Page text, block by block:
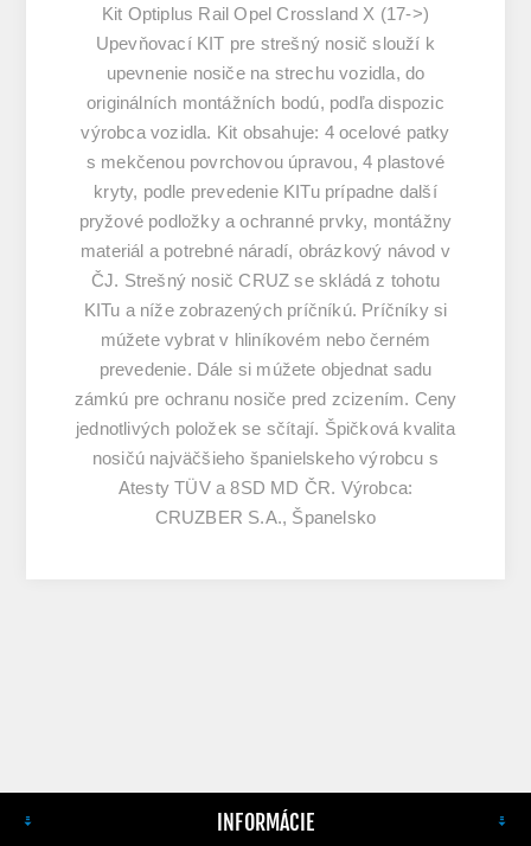
Kit Optiplus Rail Opel Crossland X (17->)
Upevňovací KIT pre strešný nosič slouží k
upevnenie nosiče na strechu vozidla, do
originálních montážních bodú, podľa dispozic
výrobca vozidla. Kit obsahuje: 4 ocelové patky
s mekčenou povrchovou úpravou, 4 plastové
kryty, podle prevedenie KITu prípadne další
pryžové podložky a ochranné prvky, montážny
materiál a potrebné náradí, obrázkový návod v
ČJ. Strešný nosič CRUZ se skládá z tohotu
KITu a níže zobrazených príčníkú. Príčníky si
múžete vybrat v hliníkovém nebo černém
prevedenie. Dále si múžete objednat sadu
zámkú pre ochranu nosiče pred zcizením. Ceny
jednotlivých položek se sčítají. Špičková kvalita
nosičú najväčšieho španielskeho výrobcu s
Atesty TÜV a 8SD MD ČR. Výrobca:
CRUZBER S.A., Španelsko
INFORMÁCIE